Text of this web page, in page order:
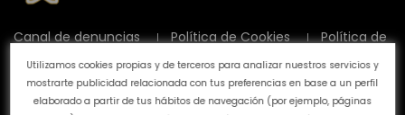
Utilizamos cookies propias y de terceros para analizar nuestros servicios y
mostrarte publicidad relacionada con tus preferencias en base a un perfil
elaborado a partir de tus hábitos de navegación (por ejemplo, páginas
Canal de denuncias Política de Cookies
Política de
Calidad y Medioambiente